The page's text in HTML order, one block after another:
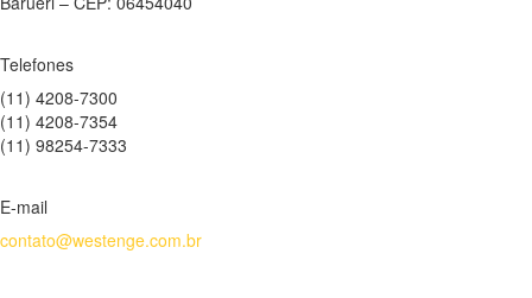
Telefones
(11) 4208-7300
(11) 4208-7354
(11) 98254-7333
E-mail
contato@westenge.com.br